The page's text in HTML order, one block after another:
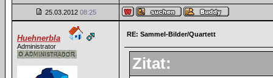
25.03.2012 08:25
Huehnerbla
Administrator
RE: Sammel-Bilder/Quartett
Zitat: